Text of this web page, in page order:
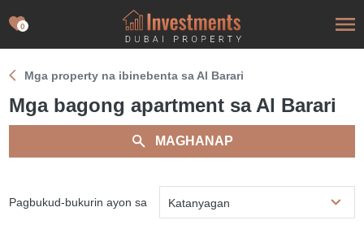
0
Mga property na ibinebenta sa Al Barari
Mga bagong apartment sa Al Barari
MAGHANAP
Pagbukud-bukurin ayon sa Katanyagan